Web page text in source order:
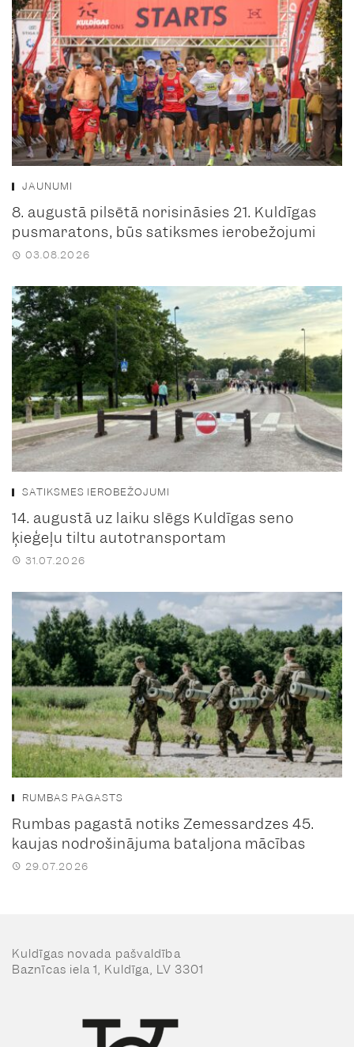
JAUNUMI
8. augustā pilsētā norisināsies 21. Kuldīgas
pusmaratons, būs satiksmes ierobežojumi
03.08.2026
SATIKSMES IEROBEŽOJUMI
14. augustā uz laiku slēgs Kuldīgas seno
ķieģeļu tiltu autotransportam
31.07.2026
RUMBAS PAGASTS
Rumbas pagastā notiks Zemessardzes 45.
kaujas nodrošinājuma bataljona mācības
29.07.2026
Kuldīgas novada pašvaldība
Baznīcas iela 1, Kuldīga, LV 3301